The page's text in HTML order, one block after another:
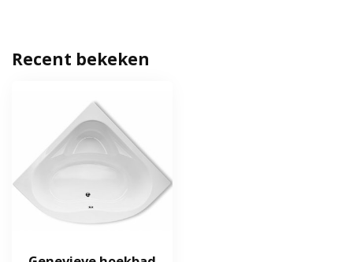
Recent bekeken